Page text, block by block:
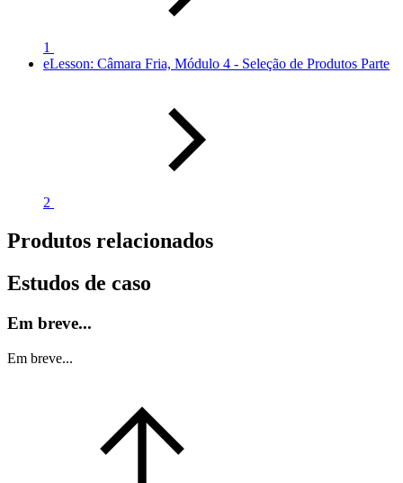
1
eLesson: Câmara Fria, Módulo 4 - Seleção de Produtos Parte
2
Produtos relacionados
Estudos de caso
Em breve...
Em breve...